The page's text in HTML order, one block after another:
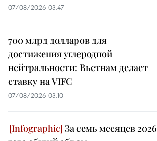
07/08/2026 03:47
700 млрд долларов для
достижения углеродной
нейтральности: Вьетнам делает
ставку на VIFC
07/08/2026 03:10
За семь месяцев 2026